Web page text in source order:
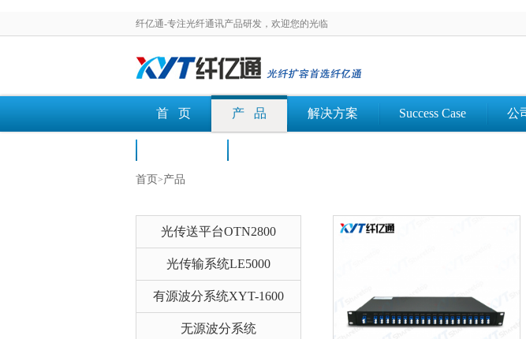
纤亿通-专注光纤通讯产品研发，欢迎您的光临
首 页 产 品 解决方案 Success Case 公
首页 >产品
光传送平台OTN2800
光传输系统LE5000
有源波分系统XYT-1600
无源波分系统